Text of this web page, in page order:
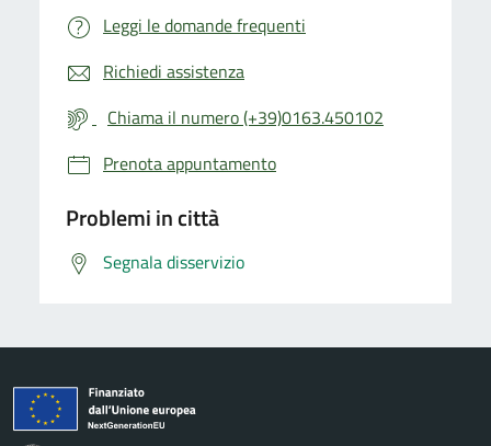
Leggi le domande frequenti
Richiedi assistenza
Chiama il numero (+39)0163.450102
Prenota appuntamento
Problemi in città
Segnala disservizio